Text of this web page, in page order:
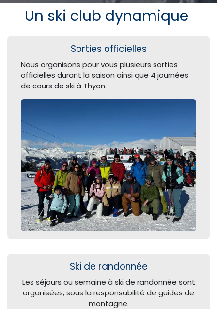
Un ski club dynamique
Sorties officielles
Nous organisons pour vous plusieurs sorties
officielles durant la saison ainsi que 4 journées
de cours de ski à Thyon.
Ski de randonnée
Les séjours ou semaine à ski de randonnée sont
organisées, sous la responsabilité de guides de
montagne.